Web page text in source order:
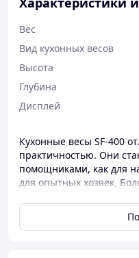
Вес
Вид кухонных весов
Высота
Глубина
Дисплей
Кухонные весы SF-400
практичностью. Они
помощниками, как для
для опытных хозяек.
соблюдает диету, а
точно измерить массу